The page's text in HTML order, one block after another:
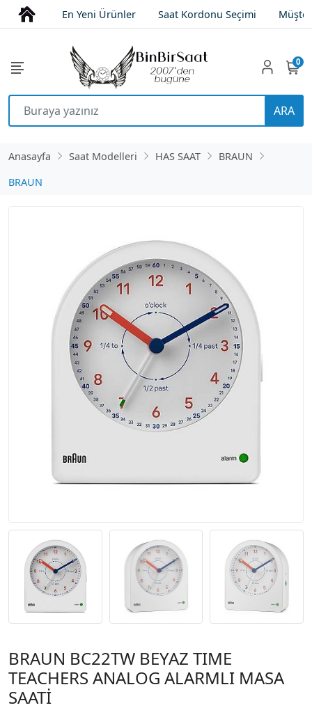
En Yeni Ürünler Saat Kordonu Seçimi
ARA
0
Anasayfa Saat Modelleri HAS SAAT
BRAUN
BRAUN
BRAUN BC22TW BEYAZ TIME
TEACHERS ANALOG ALARMLI MASA
SAATİ